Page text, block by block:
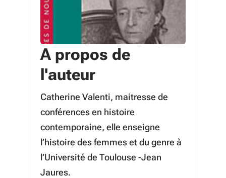
A propos de
l'auteur
Catherine Valenti, maitresse de
conférences en histoire
contemporaine, elle enseigne
l’histoire des femmes et du genre à
l’Université de Toulouse -Jean
Jaures.